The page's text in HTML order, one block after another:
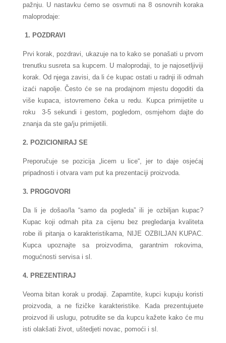
pažnju. U nastavku ćemo se osvrnuti na 8 osnovnih koraka
maloprodaje:
1. POZDRAVI
Prvi korak, pozdravi, ukazuje na to kako se ponašati u prvom
trenutku susreta sa kupcem. U maloprodaji, to je najosetljiviji
korak. Od njega zavisi, da li će kupac ostati u radnji ili odmah
izaći napolje. Često će se na prodajnom mjestu dogoditi da
više kupaca, istovremeno čeka u redu. Kupca primijetite u
roku
3-5 sekundi i gestom, pogledom, osmjehom dajte do
znanja da ste ga/ju primijetili.
2. POZICIONIRAJ SE
Preporučuje se pozicija „licem u lice“, jer to daje osjećaj
pripadnosti i otvara vam put ka prezentaciji proizvoda.
3. PROGOVORI
Da li je došao/la “samo da pogleda” ili je ozbiljan kupac?
Kupac koji odmah pita za cijenu bez pregledanja kvaliteta
robe ili pitanja o karakteristikama, NIJE OZBILJAN KUPAC.
Kupca upoznajte sa proizvodima, garantnim rokovima,
mogućnosti servisa i sl.
4. PREZENTIRAJ
Veoma bitan korak u prodaji. Zapamtite, kupci kupuju koristi
proizvoda, a ne fizičke karakteristike. Kada prezentujuete
proizvod ili uslugu, potrudite se da kupcukažete kako će mu
isti olakšati život, uštedjeti novac, pomoći i sl.